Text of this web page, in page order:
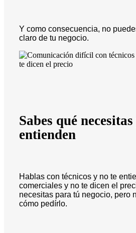
Y como consecuencia, no
claro de tu negocio.
Sabes qué
entienden
Hablas con técnicos y no te
comerciales y no te dicen el
necesitas para tú negocio, pero
cómo pedírlo.